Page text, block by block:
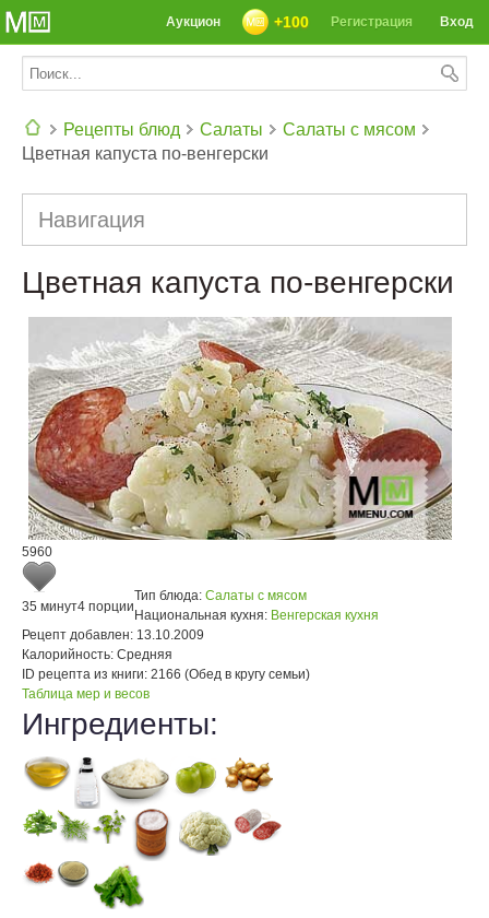
Вход
Регистрация
+100
Аукцион
Рецепты блюд Салаты
Салаты с мясом
Цветная капуста по-венгерски
Навигация
Цветная капуста по-венгерски
5960
35 минут4 порции
Тип блюда: Салаты с мясом
Национальная кухня: Венгерская кухня
Рецепт добавлен: 13.10.2009
Калорийность: Средняя
ID рецепта из книги: 2166 (Обед в кругу семьи)
Таблица мер и весов
Ингредиенты: